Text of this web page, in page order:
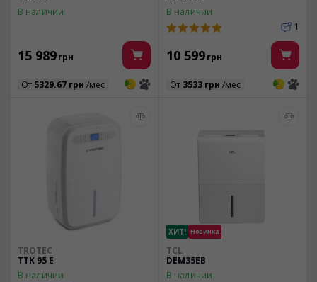
В наличии
15 989грн
От 5329.67 грн /мес 3 3
В наличии
1
10 599грн
От 3533 грн /мес 3 3
TROTEC
TTK 95 E
В наличии
ХИТ! Новинка
TCL
DEM35EB
В наличии